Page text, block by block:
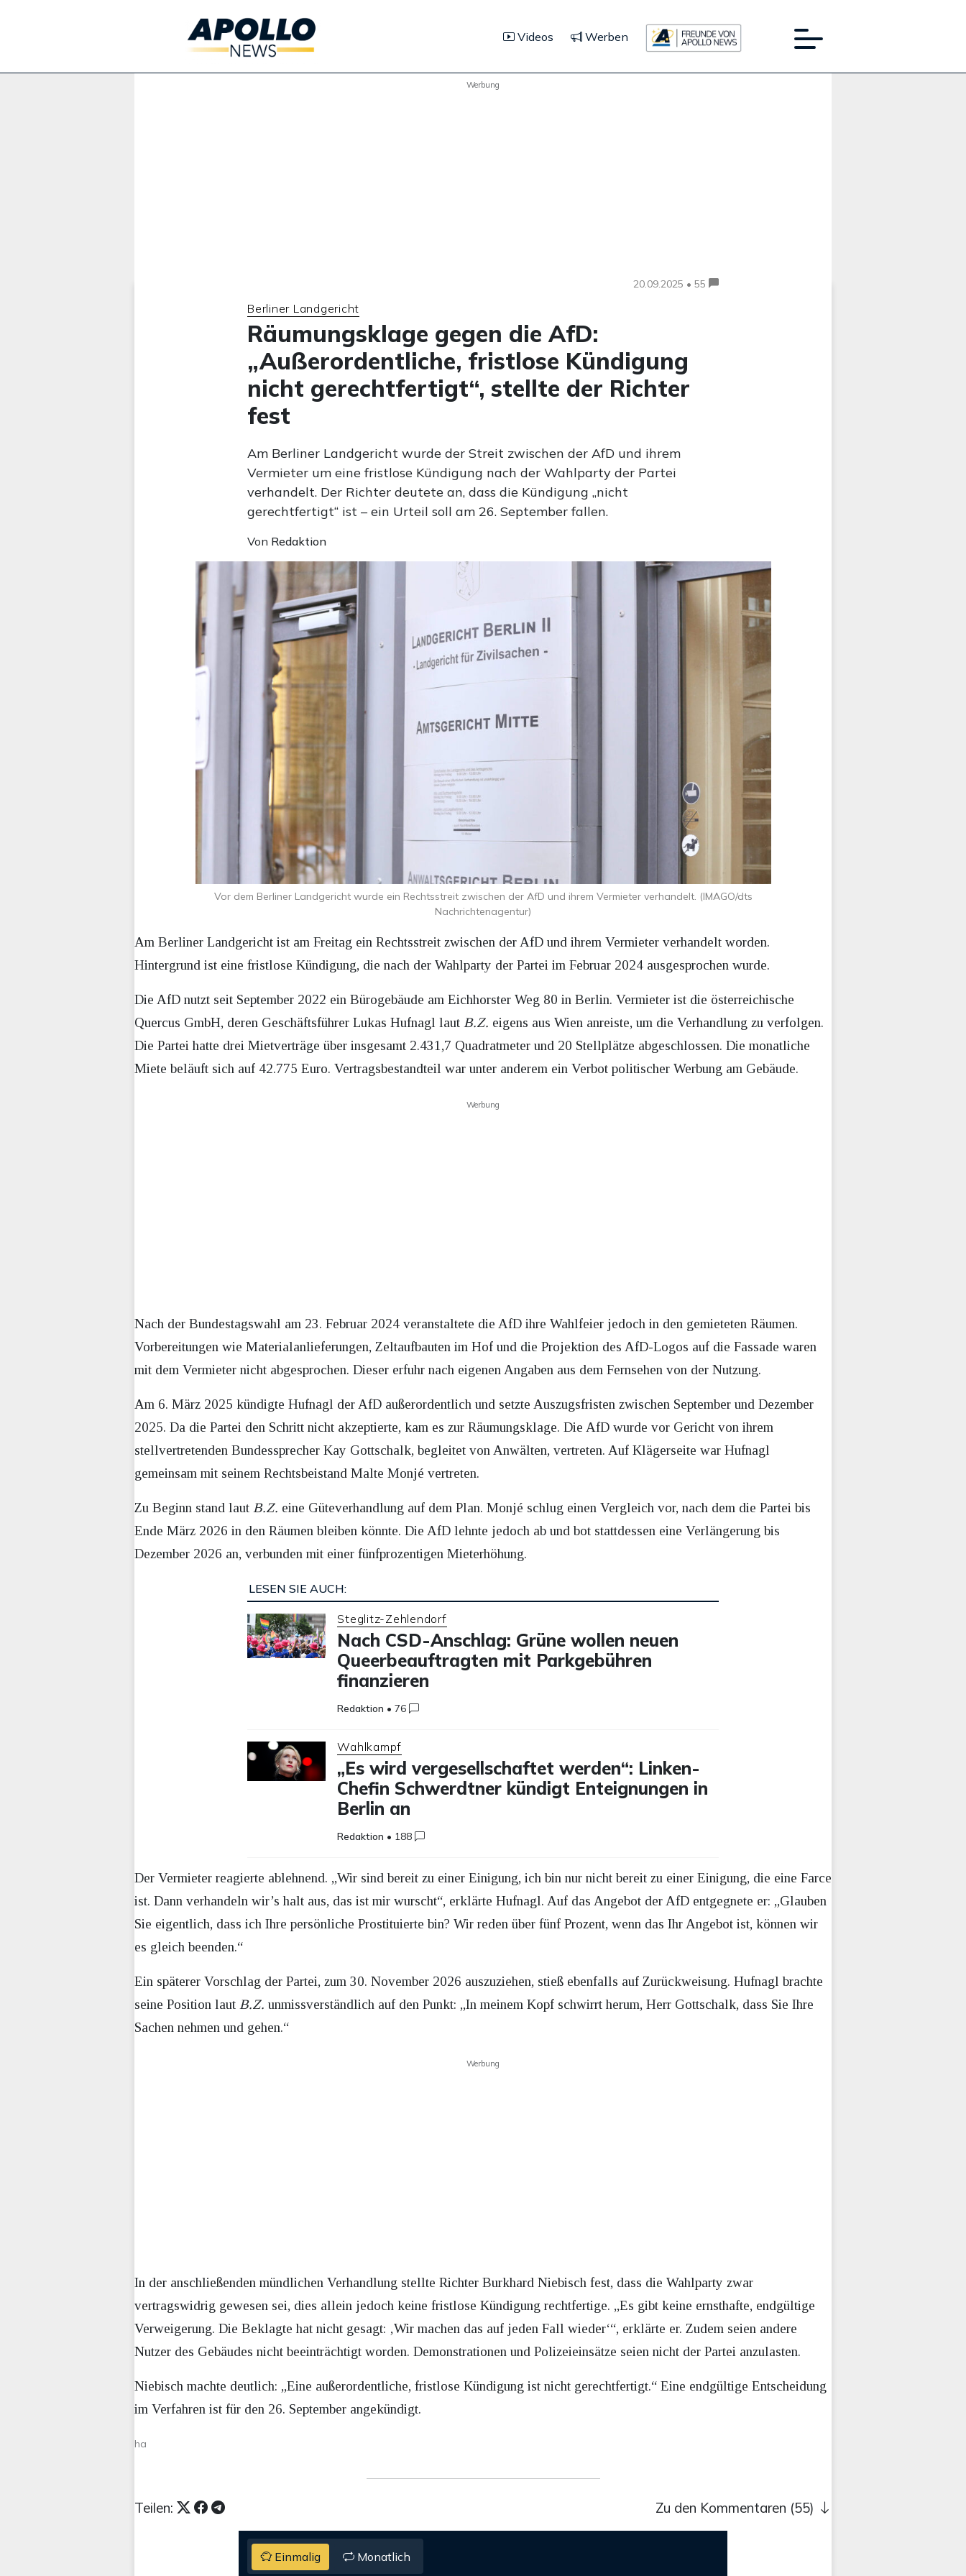
Videos Werben
Werbung
20.09.2025 • 55
Berliner Landgericht
Räumungsklage gegen die AfD:
„Außerordentliche, fristlose Kündigung
nicht gerechtfertigt“, stellte der Richter
fest
Am Berliner Landgericht wurde der Streit zwischen der AfD und ihrem
Vermieter um eine fristlose Kündigung nach der Wahlparty der Partei
verhandelt. Der Richter deutete an, dass die Kündigung „nicht
gerechtfertigt“ ist – ein Urteil soll am 26. September fallen.
Von Redaktion
Vor dem Berliner Landgericht wurde ein Rechtsstreit zwischen der AfD und ihrem Vermieter verhandelt. (IMAGO/dts
Nachrichtenagentur)
Am Berliner Landgericht ist am Freitag ein Rechtsstreit zwischen der AfD und ihrem Vermieter verhandelt worden.
Hintergrund ist eine fristlose Kündigung, die nach der Wahlparty der Partei im Februar 2024 ausgesprochen wurde.
Die AfD nutzt seit September 2022 ein Bürogebäude am Eichhorster Weg 80 in Berlin. Vermieter ist die österreichische
Quercus GmbH, deren Geschäftsführer Lukas Hufnagl laut B.Z. eigens aus Wien anreiste, um die Verhandlung zu verfolgen.
Die Partei hatte drei Mietverträge über insgesamt 2.431,7 Quadratmeter und 20 Stellplätze abgeschlossen. Die monatliche
Miete beläuft sich auf 42.775 Euro. Vertragsbestandteil war unter anderem ein Verbot politischer Werbung am Gebäude.
Werbung
Nach der Bundestagswahl am 23. Februar 2024 veranstaltete die AfD ihre Wahlfeier jedoch in den gemieteten Räumen.
Vorbereitungen wie Materialanlieferungen, Zeltaufbauten im Hof und die Projektion des AfD-Logos auf die Fassade waren
mit dem Vermieter nicht abgesprochen. Dieser erfuhr nach eigenen Angaben aus dem Fernsehen von der Nutzung.
Am 6. März 2025 kündigte Hufnagl der AfD außerordentlich und setzte Auszugsfristen zwischen September und Dezember
2025. Da die Partei den Schritt nicht akzeptierte, kam es zur Räumungsklage. Die AfD wurde vor Gericht von ihrem
stellvertretenden Bundessprecher Kay Gottschalk, begleitet von Anwälten, vertreten. Auf Klägerseite war Hufnagl
gemeinsam mit seinem Rechtsbeistand Malte Monjé vertreten.
Zu Beginn stand laut B.Z. eine Güteverhandlung auf dem Plan. Monjé schlug einen Vergleich vor, nach dem die Partei bis
Ende März 2026 in den Räumen bleiben könnte. Die AfD lehnte jedoch ab und bot stattdessen eine Verlängerung bis
Dezember 2026 an, verbunden mit einer fünfprozentigen Mieterhöhung.
LESEN SIE AUCH:
Steglitz-Zehlendorf
Nach CSD-Anschlag: Grüne wollen neuen
Queerbeauftragten mit Parkgebühren
finanzieren
Redaktion •76
Wahlkampf
„Es wird vergesellschaftet werden“: Linken-
Chefin Schwerdtner kündigt Enteignungen in
Berlin an
Redaktion • 188
Der Vermieter reagierte ablehnend. „Wir sind bereit zu einer Einigung, ich bin nur nicht bereit zu einer Einigung, die eine Farce
ist. Dann verhandeln wir’s halt aus, das ist mir wurscht“, erklärte Hufnagl. Auf das Angebot der AfD entgegnete er: „Glauben
Sie eigentlich, dass ich Ihre persönliche Prostituierte bin? Wir reden über fünf Prozent, wenn das Ihr Angebot ist, können wir
es gleich beenden.“
Ein späterer Vorschlag der Partei, zum 30. November 2026 auszuziehen, stieß ebenfalls auf Zurückweisung. Hufnagl brachte
seine Position laut B.Z. unmissverständlich auf den Punkt: „In meinem Kopf schwirrt herum, Herr Gottschalk, dass Sie Ihre
Sachen nehmen und gehen.“
Werbung
In der anschließenden mündlichen Verhandlung stellte Richter Burkhard Niebisch fest, dass die Wahlparty zwar
vertragswidrig gewesen sei, dies allein jedoch keine fristlose Kündigung rechtfertige. „Es gibt keine ernsthafte, endgültige
Verweigerung. Die Beklagte hat nicht gesagt: ‚Wir machen das auf jeden Fall wieder‘“, erklärte er. Zudem seien andere
Nutzer des Gebäudes nicht beeinträchtigt worden. Demonstrationen und Polizeieinsätze seien nicht der Partei anzulasten.
Niebisch machte deutlich: „Eine außerordentliche, fristlose Kündigung ist nicht gerechtfertigt.“ Eine endgültige Entscheidung
im Verfahren ist für den 26. September angekündigt.
ha
Teilen: Zu den Kommentaren (55)
Einmalig Monatlich